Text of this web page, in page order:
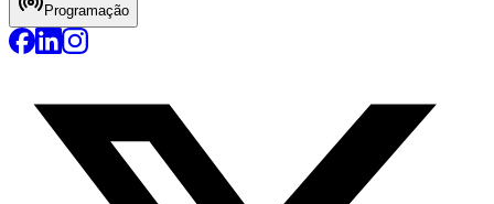
Programação